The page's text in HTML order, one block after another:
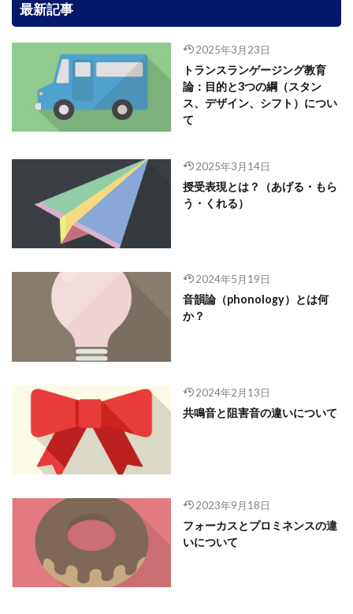
最新記事
2025年3月23日
トランスランゲージング教育
論：目的と3つの綱（スタン
ス、デザイン、シフト）につい
て
2025年3月14日
授受表現とは？（あげる・もら
う・くれる）
2024年5月19日
音韻論（phonology）とは何
か？
2024年2月13日
共鳴音と阻害音の違いについて
2023年9月18日
フォーカスとプロミネンスの違
いについて